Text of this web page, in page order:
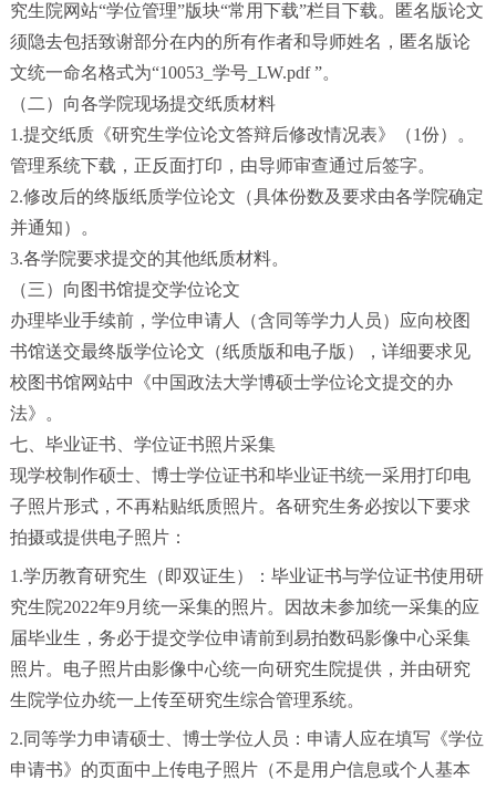
究生院网站“学位管理”版块“常用下载”栏目下载。匿名版论文
须隐去包括致谢部分在内的所有作者和导师姓名，匿名版论
文统一命名格式为“10053_ 学号_LW.pdf”。
（二）向各学院现场提交纸质材料
1.提交纸质《研究生学位论文答辩后修改情况表》（1份）。
管理系统下载，正反面打印，由导师审查通过后签字。
2.修改后的终版纸质学位论文（具体份数及要求由各学院确定
并通知）。
3.各学院要求提交的其他纸质材料。
（三）向图书馆提交学位论文
办理毕业手续前，学位申请人（含同等学力人员）应向校图
书馆送交最终版学位论文（纸质版和电子版），详细要求见
校图书馆网站中《中国政法大学博硕士学位论文提交的办
法》。
七、毕业证书、学位证书照片采集
现学校制作硕士、博士学位证书和毕业证书统一采用打印电
子照片形式，不再粘贴纸质照片。各研究生务必按以下要求
拍摄或提供电子照片：
1.学历教育研究生（即双证生）：毕业证书与学位证书使用研
究生院2022年9月统一采集的照片。因故未参加统一采集的应
届毕业生，务必于提交学位申请前到易拍数码影像中心采集
照片。电子照片由影像中心统一向研究生院提供，并由研究
生院学位办统一上传至研究生综合管理系统。
2.同等学力申请硕士、博士学位人员：申请人应在填写《学位
申请书》的页面中上传电子照片（不是用户信息或个人基本